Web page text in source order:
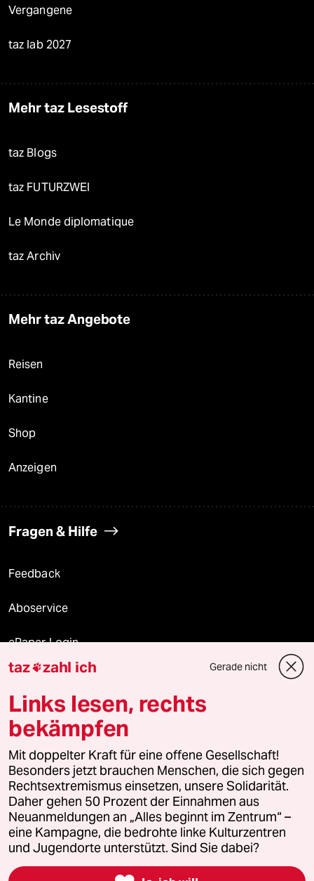
Vergangene
taz lab 2027
Mehr taz Lesestoff
taz Blogs
taz FUTURZWEI
Le Monde diplomatique
taz Archiv
Mehr taz Angebote
Reisen
Kantine
Shop
Anzeigen
Fragen & Hilfe
Feedback
Aboservice
ePaper Login
Downloads für Abonnierende
© 2026 taz Verlags und Vertriebs GmbH
Alle Rechte vorbehalten. Bei rechtlichen Fragen oder für Genehmigungen
wenden Sie sich bitte an
lizenzen@taz.de
Feedback Redaktionsstatut Kommune-Richtlinien
Leitlinie Informant Datenschutz Impressum AGB
Seitenwende Einwilligungen widerrufen (Ads)
taz zahl ich Gerade nicht
Links lesen, rechts
bekämpfen
Mit doppelter Kraft für eine offene Gesellschaft!
Besonders jetzt brauchen Menschen, die sich gegen
Rechtsextremismus einsetzen, unsere Solidarität.
Daher gehen 50 Prozent der Einnahmen aus
Neuanmeldungen an „Alles beginnt im Zentrum“ –
eine Kampagne, die bedrohte linke Kulturzentren
und Jugendorte unterstützt. Sind Sie dabei?